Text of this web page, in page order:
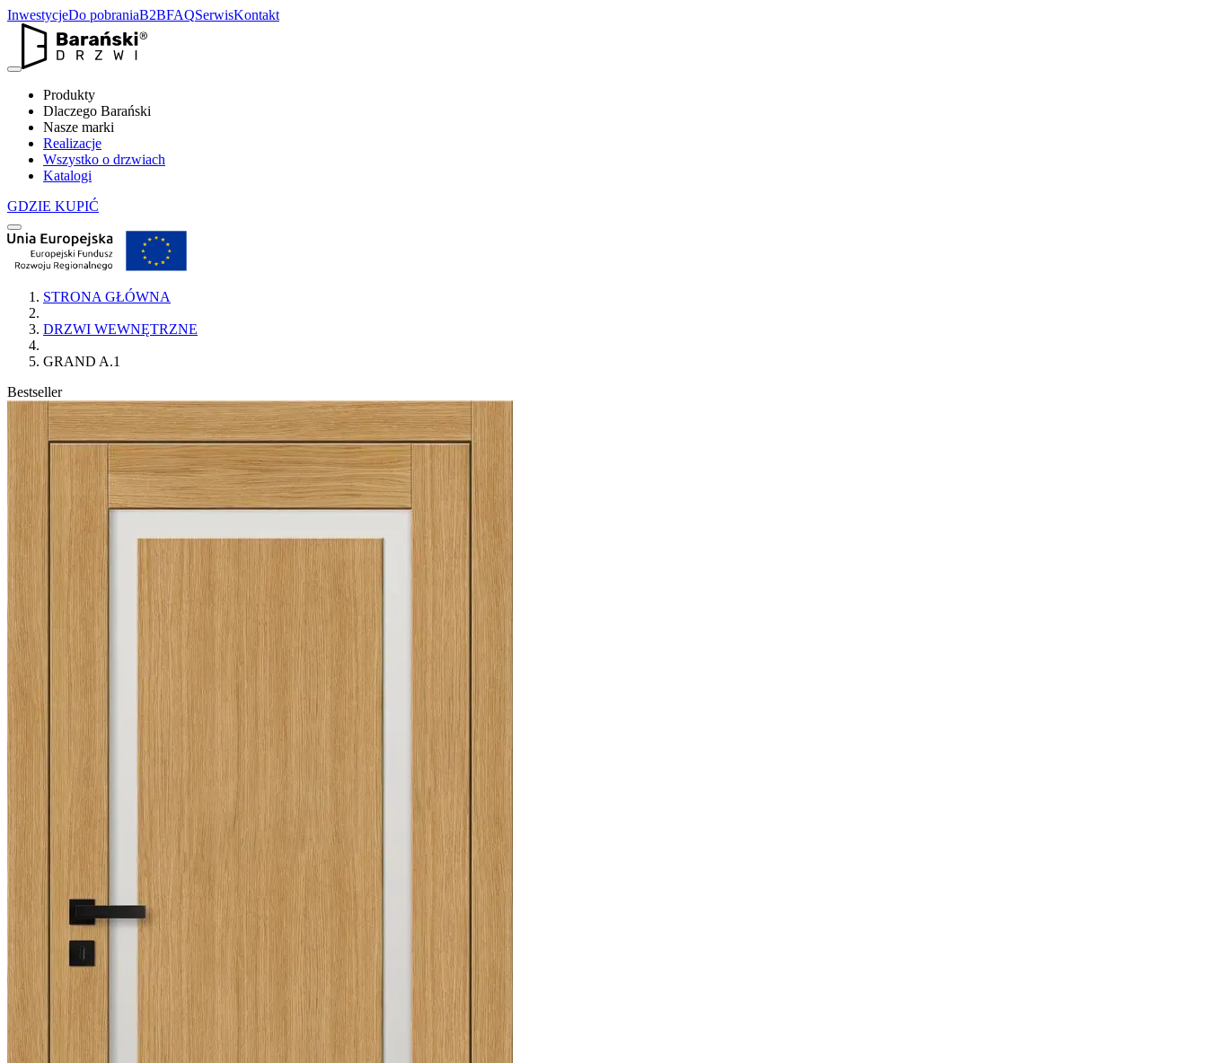
InwestycjeDo pobraniaB2BFAQSerwisKontakt
Produkty
Dlaczego Barański
Nasze marki
Realizacje
Wszystko o drzwiach
Katalogi
GDZIE KUPIĆ
STRONA GŁÓWNA
DRZWI WEWNĘTRZNE
GRAND A.1
Bestseller